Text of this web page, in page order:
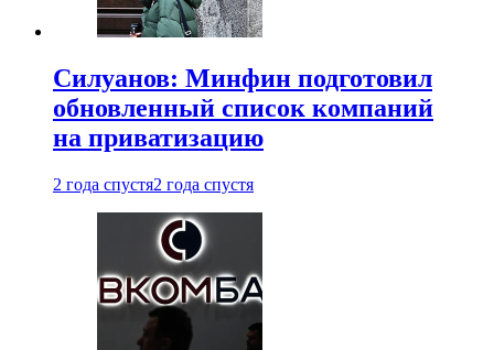
Силуанов: Минфин подготовил
обновленный список компаний
на приватизацию
2 года спустя2 года спустя